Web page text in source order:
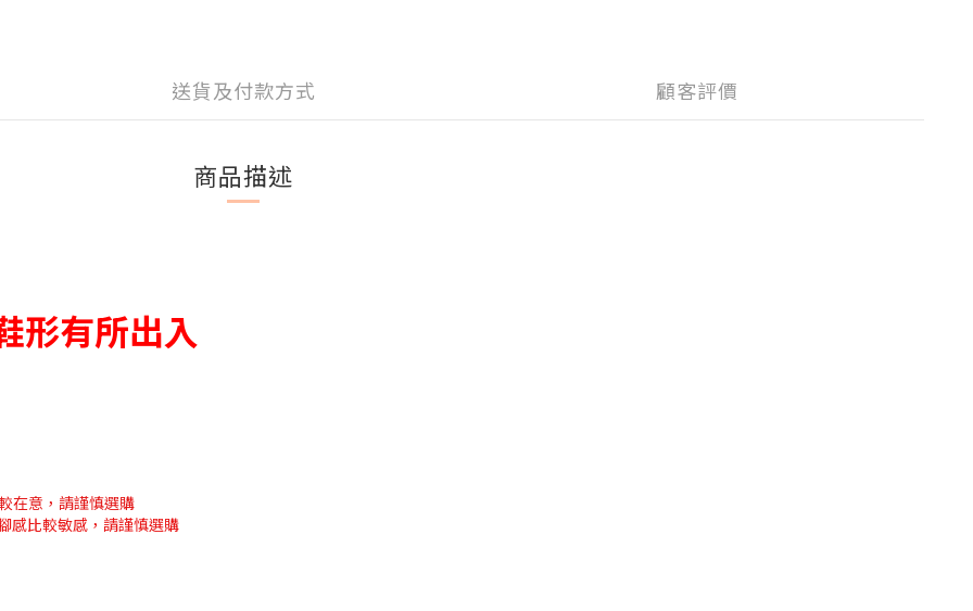
送貨及付款方式 顧客評價
商品描述
形有所出入
在意，請謹慎選購
感比較敏感，請謹慎選購